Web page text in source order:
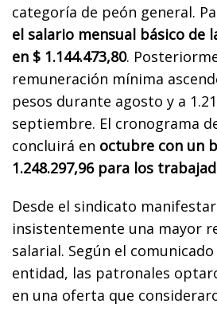
categoría de peón general.
el salario mensual básico de
en $ 1.144.473,80.
remuneración mínima
pesos durante agosto y a
septiembre. El cronograma
concluirá en octubre con un
1.248.297,96 para los
Desde el sindicato
insistentemente una mayor
salarial. Según el
entidad, las patronales
en una oferta que